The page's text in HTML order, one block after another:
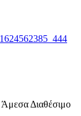
Άμεσα Διαθέσιμο